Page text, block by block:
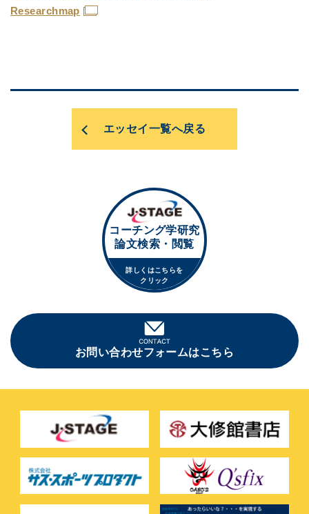
Researchmap
エッセイ一覧へ戻る
コーチング学研究
論文検索・閲覧
詳しくはこちらを
クリック
お問い合わせフォームはこちら